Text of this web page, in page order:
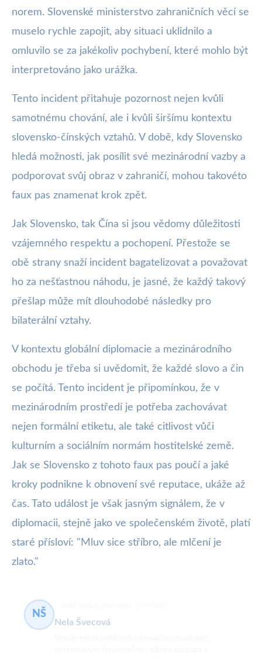
norem. Slovenské ministerstvo zahraničních věcí se
muselo rychle zapojit, aby situaci uklidnilo a
omluvilo se za jakékoliv pochybení, které mohlo být
interpretováno jako urážka.
Tento incident přitahuje pozornost nejen kvůli
samotnému chování, ale i kvůli širšímu kontextu
slovensko-čínských vztahů. V době, kdy Slovensko
hledá možnosti, jak posílit své mezinárodní vazby a
podporovat svůj obraz v zahraničí, mohou takovéto
faux pas znamenat krok zpět.
Jak Slovensko, tak Čína si jsou vědomy důležitosti
vzájemného respektu a pochopení. Přestože se
obě strany snaží incident bagatelizovat a považovat
ho za nešťastnou náhodu, je jasné, že každý takový
přešlap může mít dlouhodobé následky pro
bilaterální vztahy.
V kontextu globální diplomacie a mezinárodního
obchodu je třeba si uvědomit, že každé slovo a čin
se počítá. Tento incident je připomínkou, že v
mezinárodním prostředí je potřeba zachovávat
nejen formální etiketu, ale také citlivost vůči
kulturním a sociálním normám hostitelské země.
Jak se Slovensko z tohoto faux pas poučí a jaké
kroky podnikne k obnovení své reputace, ukáže až
čas. Tato událost je však jasným signálem, že v
diplomacii, stejně jako ve společenském životě, platí
staré přísloví: "Mluv sice stříbro, ale mlčení je
zlato."
NŠ
Nela Švecová